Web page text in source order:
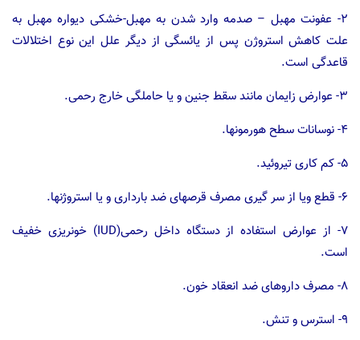
۲- عفونت مهبل – صدمه وارد شدن به مهبل-خشکی دیواره مهبل به
علت کاهش استروژن پس از یائسگی از دیگر علل این نوع اختلالات
قاعدگی است.
۳- عوارض زایمان مانند سقط جنین و یا حاملگی خارج رحمی.
۴- نوسانات سطح هورمونها.
۵- کم کاری تیروئید.
۶- قطع ویا از سر گیری مصرف قرصهای ضد بارداری و یا استروژنها.
۷- از عوارض استفاده از دستگاه داخل رحمی(IUD) خونریزی خفیف
است.
۸- مصرف داروهای ضد انعقاد خون.
۹- استرس و تنش.